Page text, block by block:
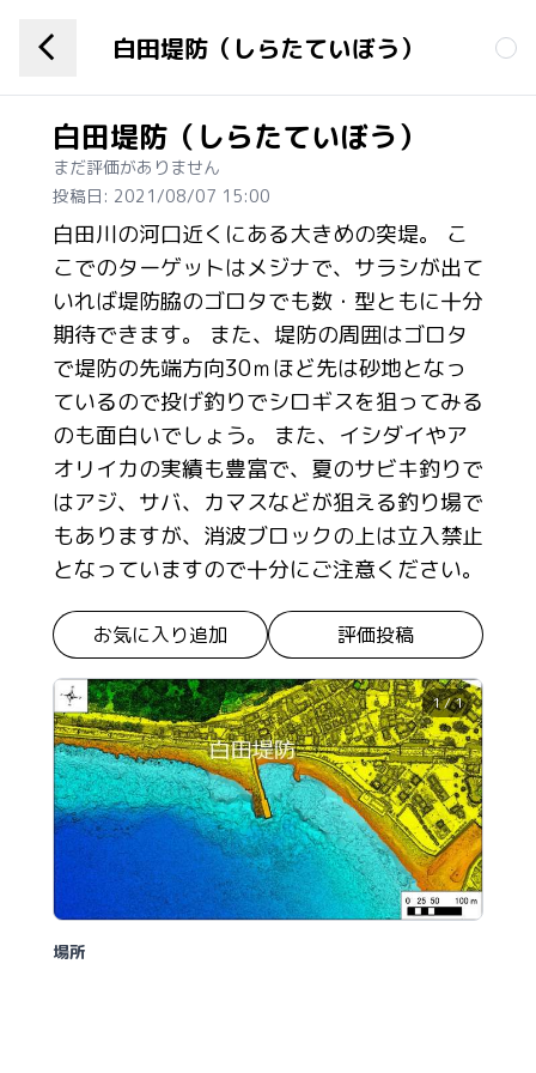
白田堤防（しらたていぼう）
白田堤防（しらたていぼう）
まだ評価がありません
投稿日: 2021/08/07 15:00
白田川の河口近くにある大きめの突堤。 こ
こでのターゲットはメジナで、サラシが出て
いれば堤防脇のゴロタでも数・型ともに十分
期待できます。 また、堤防の周囲はゴロタ
で堤防の先端方向30ｍほど先は砂地となっ
ているので投げ釣りでシロギスを狙ってみる
のも面白いでしょう。 また、イシダイやア
オリイカの実績も豊富で、夏のサビキ釣りで
はアジ、サバ、カマスなどが狙える釣り場で
もありますが、消波ブロックの上は立入禁止
となっていますので十分にご注意ください。
お気に入り追加 評価投稿
1 / 1
場所